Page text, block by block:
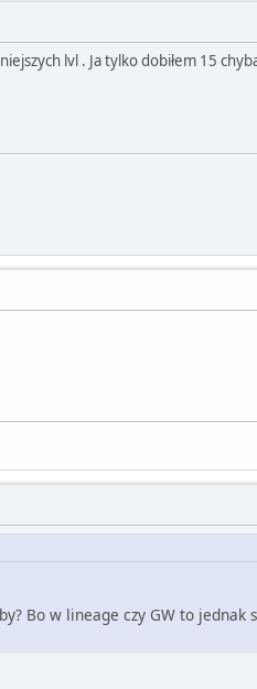
lvl . Ja tylko dobiłem 15
Bo w lineage czy GW to jednak